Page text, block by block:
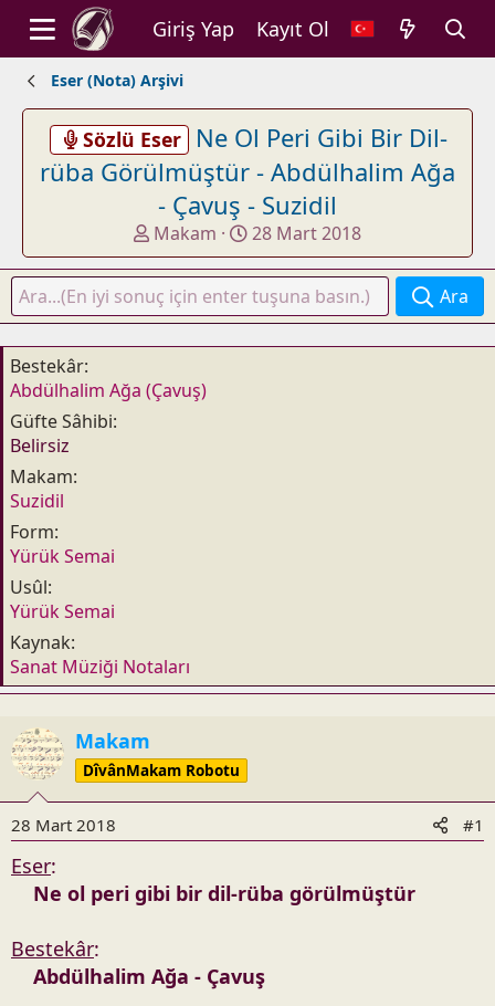
Giriş Yap Kayıt Ol
Eser (Nota) Arşivi
Sözlü Eser
Ne Ol Peri Gibi Bir Dil-
rüba Görülmüştür - Abdülhalim Ağa
- Çavuş - Suzidil
K
o
n
u
y
u
b
a
Makam
B
a
ş
l
a
n
28 Mart 2018
Ara
Bestekâr
Abdülhalim Ağa (Çavuş)
Güfte Sâhibi
Belirsiz
Makam
Suzidil
Form
Yürük Semai
Usûl
Yürük Semai
Kaynak
Sanat Müziği Notaları
Makam
DîvânMakam Robotu
28 Mart 2018 #1
Eser:
Ne ol peri gibi bir dil-rüba görülmüştür
Bestekâr:
Abdülhalim Ağa - Çavuş